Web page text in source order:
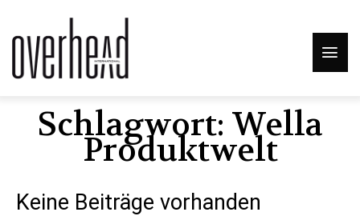
Schlagwort: Wella
Produktwelt
Keine Beiträge vorhanden